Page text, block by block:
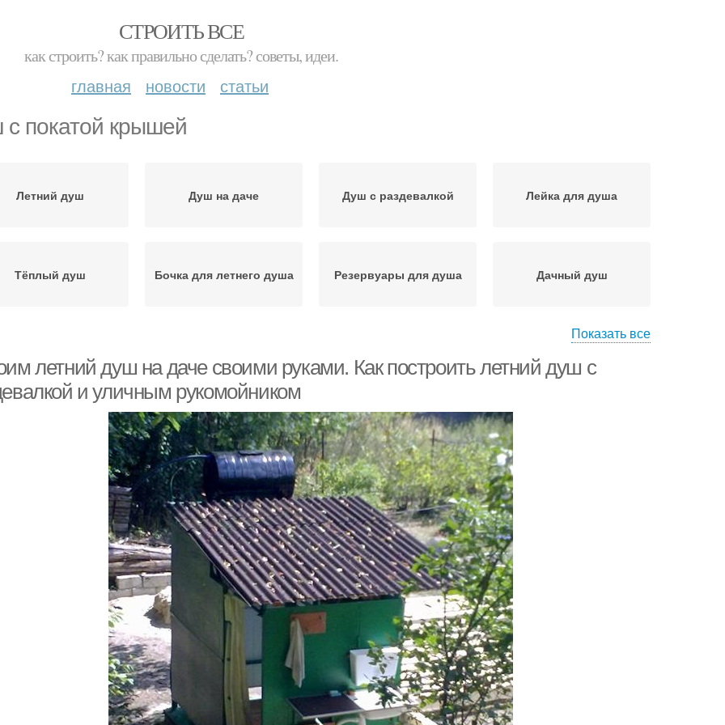
СТРОИТЬ ВСЕ
как строить? как правильно сделать? советы, идеи.
главная новости статьи
покатой крышей
Летний душ Душ на даче Душ с раздевалкой Лейка для душа
Тёплый душ Бочка для летнего душа Резервуары для душа Дачный душ
Показать все
летний душ на даче своими руками. Как построить летний душ с
и уличным рукомойником